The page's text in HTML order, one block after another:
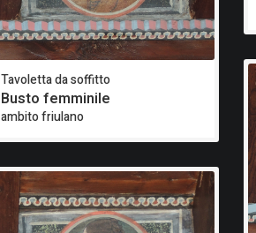
Tavoletta da soffitto
Busto femminile
ambito friulano